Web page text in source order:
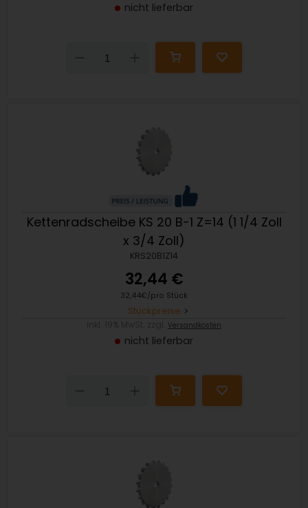
nicht lieferbar
Down
Kettenradscheibe KS 20 B-1 Z=14 (1 1/4 Zoll
x 3/4 Zoll)
KRS20B1Z14
32,44 €
32,44€/pro Stück
Stückpreise
Versandkosten
nicht lieferbar
Down